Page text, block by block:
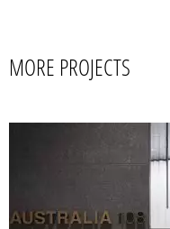
MORE PROJECTS